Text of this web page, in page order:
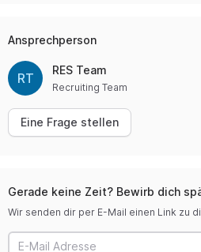
Ansprechperson
RT
RES Team
Recruiting Team
Eine Frage stellen
Gerade keine Zeit? Bewirb dich
Wir senden dir per E-Mail einen Link zu